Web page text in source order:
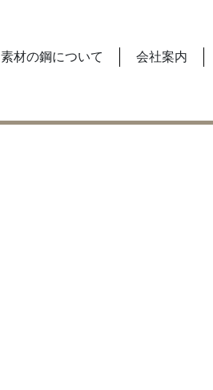
素材の鋼について 会社案内